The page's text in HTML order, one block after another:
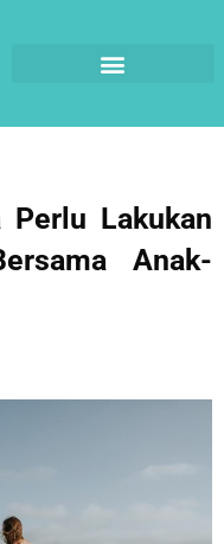
Perlu Lakukan
Anak-